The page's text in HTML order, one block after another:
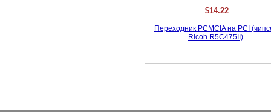
$14.22
Переходник PCMCIA на PCI
Ricoh R5C475II)